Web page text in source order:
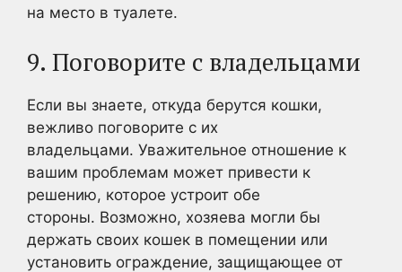
на место в туалете.
9. Поговорите с владельцами
Если вы знаете, откуда берутся кошки,
вежливо поговорите с их
владельцами. Уважительное отношение к
вашим проблемам может привести к
решению, которое устроит обе
стороны. Возможно, хозяева могли бы
держать своих кошек в помещении или
установить ограждение, защищающее от